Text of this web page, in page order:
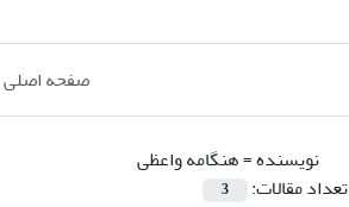
صفحه اصلی
نویسنده =هنگامه واعظی
تعداد مقالات:
3